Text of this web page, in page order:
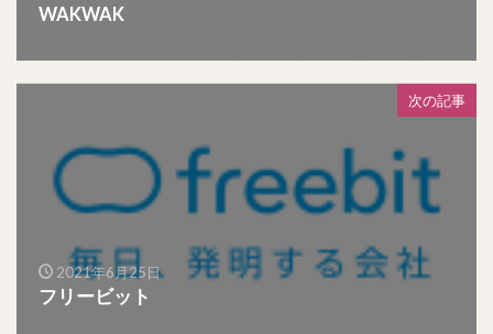
WAKWAK
次の記事
2021年6月25日
フリービット